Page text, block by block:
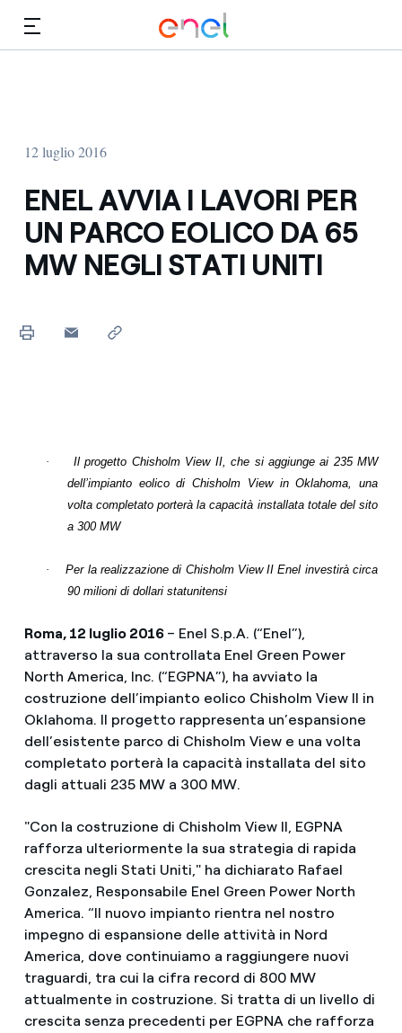
12 luglio 2016
ENEL AVVIA I LAVORI PER
UN PARCO EOLICO DA 65
MW NEGLI STATI UNITI
·
Il progetto Chisholm View II, che si aggiunge ai 235 MW
dell’impianto eolico di Chisholm View in Oklahoma, una
volta completato porterà la capacità installata totale del sito
a 300 MW
·
Per la realizzazione di Chisholm View II Enel investirà circa
90 milioni di dollari statunitensi
Roma, 12 luglio 2016 – Enel S.p.A. (“Enel”),
attraverso la sua controllata Enel Green Power
North America, Inc. (“EGPNA”), ha avviato la
costruzione dell’impianto eolico Chisholm View II in
Oklahoma. Il progetto rappresenta un’espansione
dell’esistente parco di Chisholm View e una volta
completato porterà la capacità installata del sito
dagli attuali 235 MW a 300 MW.
"Con la costruzione di Chisholm View II, EGPNA
rafforza ulteriormente la sua strategia di rapida
crescita negli Stati Uniti," ha dichiarato Rafael
Gonzalez, Responsabile Enel Green Power North
America. “Il nuovo impianto rientra nel nostro
impegno di espansione delle attività in Nord
America, dove continuiamo a raggiungere nuovi
traguardi, tra cui la cifra record di 800 MW
attualmente in costruzione. Si tratta di un livello di
crescita senza precedenti per EGPNA che rafforza